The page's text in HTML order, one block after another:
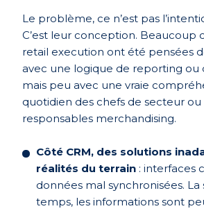
Le problème, ce n’est pas
C’est leur conception. Beaucoup
retail execution ont été pensées
avec une logique de reporting ou
mais peu avec une vraie
quotidien des chefs de secteur ou
responsables merchandising.
Côté CRM, des solutions
réalités du terrain : interfaces
données mal synchronisées. La
temps, les informations sont